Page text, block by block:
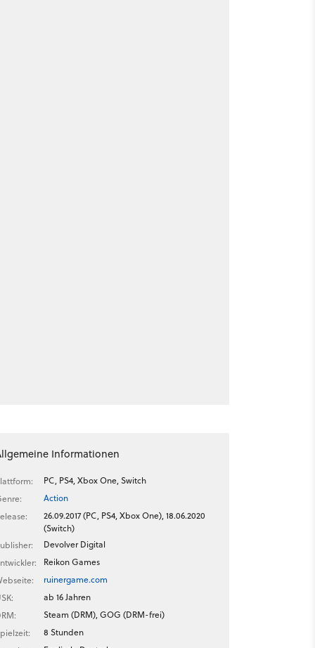
Informationen
PC, PS4, Xbox One, Switch
Action
26.09.2017 (PC, PS4, Xbox One), 18.06.2020
(Switch)
Devolver Digital
Reikon Games
ruinergame.com
ab 16 Jahren
Steam (DRM), GOG (DRM-frei)
8 Stunden